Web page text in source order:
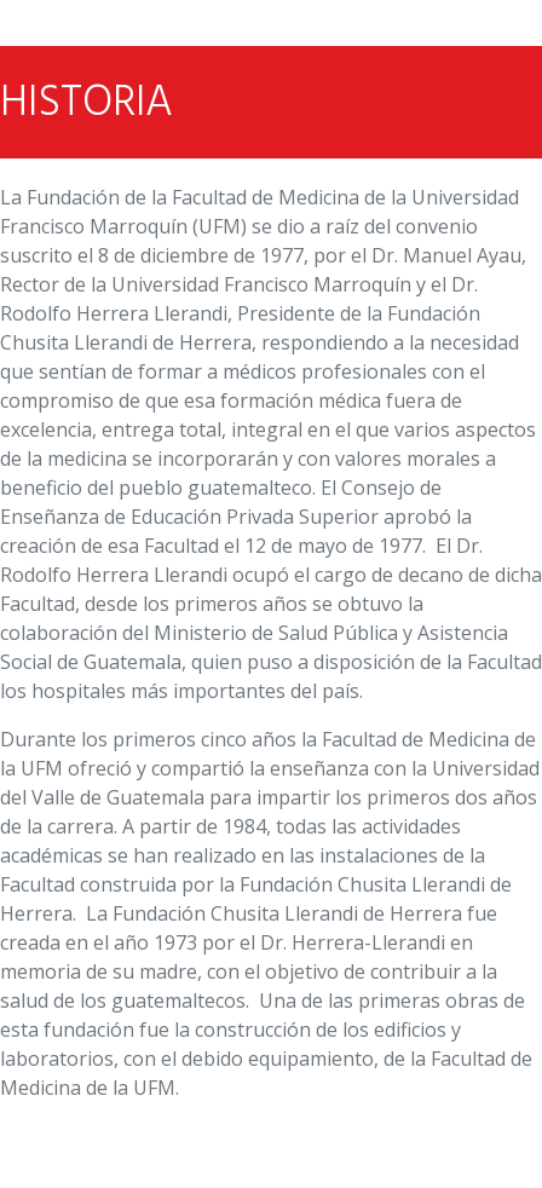
HISTORIA
La Fundación de la Facultad de Medicina de la Universidad
Francisco Marroquín (UFM) se dio a raíz del convenio
suscrito el 8 de diciembre de 1977, por el Dr. Manuel Ayau,
Rector de la Universidad Francisco Marroquín y el Dr.
Rodolfo Herrera Llerandi, Presidente de la Fundación
Chusita Llerandi de Herrera, respondiendo a la necesidad
que sentían de formar a médicos profesionales con el
compromiso de que esa formación médica fuera de
excelencia, entrega total, integral en el que varios aspectos
de la medicina se incorporarán y con valores morales a
beneficio del pueblo guatemalteco. El Consejo de
Enseñanza de Educación Privada Superior aprobó la
creación de esa Facultad el 12 de mayo de 1977. El Dr.
Rodolfo Herrera Llerandi ocupó el cargo de decano de dicha
Facultad, desde los primeros años se obtuvo la
colaboración del Ministerio de Salud Pública y Asistencia
Social de Guatemala, quien puso a disposición de la Facultad
los hospitales más importantes del país.
Durante los primeros cinco años la Facultad de Medicina de
la UFM ofreció y compartió la enseñanza con la Universidad
del Valle de Guatemala para impartir los primeros dos años
de la carrera. A partir de 1984, todas las actividades
académicas se han realizado en las instalaciones de la
Facultad construida por la Fundación Chusita Llerandi de
Herrera. La Fundación Chusita Llerandi de Herrera fue
creada en el año 1973 por el Dr. Herrera-Llerandi en
memoria de su madre, con el objetivo de contribuir a la
salud de los guatemaltecos. Una de las primeras obras de
esta fundación fue la construcción de los edificios y
laboratorios, con el debido equipamiento, de la Facultad de
Medicina de la UFM.